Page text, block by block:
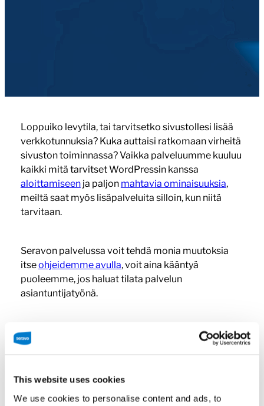
This website uses cookies
We use cookies to personalise content and ads, to
Loppuiko levytila, tai tarvitsetko sivustollesi lisää
verkkotunnuksia? Kuka auttaisi ratkomaan virheitä
sivuston toiminnassa? Vaikka palveluumme kuuluu
kaikki mitä tarvitset WordPressin kanssa
aloittamiseenja paljon mahtavia ominaisuuksia,
meiltä saat myös lisäpalveluita silloin, kun niitä
tarvitaan.
Seravon palvelussa voit tehdä monia muutoksia
itseohjeidemme avulla, voit aina kääntyä
puoleemme, jos haluat tilata palvelun
asiantuntijatyönä.
Kaikkiin hintoihin lisätään ALV. Tutustu myös
Seravon
Domainit